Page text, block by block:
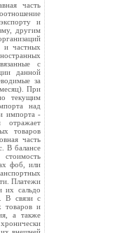
часть
и
другим
и частных
с
данной
за
При
текущим
над
импорта -
отражает
товаров
часть
В балансе
фоб, или
Платежи
их сальдо
В связи с
товаров и
а также